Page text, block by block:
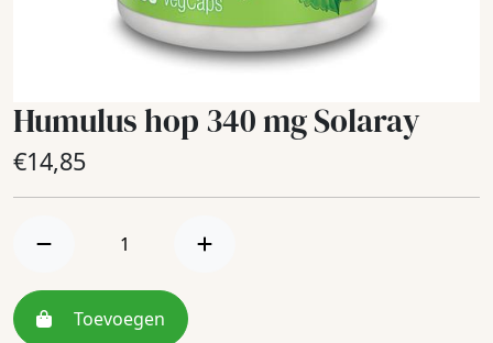
Humulus hop 340 mg Solaray
€14,85
Toevoegen